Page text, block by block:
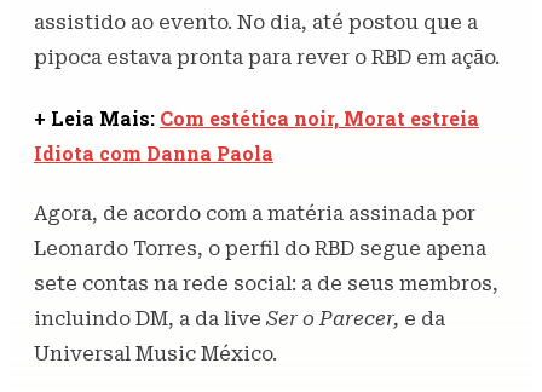
assistido ao evento. No dia, até postou que a
pipoca estava pronta para rever o RBD em ação.
+ Leia Mais: Com estética noir, Morat estreia
Idiota com Danna Paola
Agora, de acordo com a matéria assinada por
Leonardo Torres, o perfil do RBD segue apena
sete contas na rede social: a de seus membros,
incluindo DM, a da live Ser o Parecer, e da
Universal Music México.